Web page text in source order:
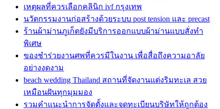
เหตุผลที่ควรเลือกคลินิก ivf กรุงเทพ
นวัตกรรมงานก่อสร้างด้วยระบบ post tension และ precast
ร้านผ้าม่านภูเก็ตยังมีบริการออกแบบผ้าม่านแบบสั่งทำ
พิเศษ
ของชำร่วยงานศพที่ควรมีในงาน เพื่อสื่อถึงความอาลัย
อย่างงดงาม
beach wedding Thailand สถานที่จัดงานแต่งริมทะเล สวย
เหมือนฝันทุกมุมมอง
รวมคำแนะนำการจัดตั้งและจดทะเบียนบริษัทให้ถูกต้อง